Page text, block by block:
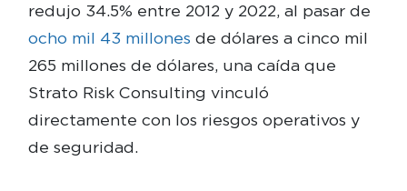
redujo 34.5% entre 2012 y 2022, al pasar de
ocho mil 43 millones de dólares a cinco mil
265 millones de dólares, una caída que
Strato Risk Consulting vinculó
directamente con los riesgos operativos y
de seguridad.